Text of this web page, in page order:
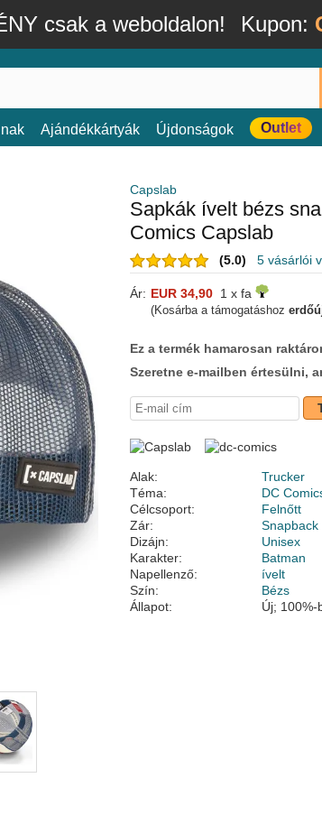
csak a weboldalon! Kupon:
Ajándékkártyák Újdonságok Outlet
Capslab
Sapkák ívelt bézs
Comics Capslab
(5.0) 5 vásárlói
Ár: EUR 34,90 1 x fa
(Kosárba a támogatáshoz
Ez a termék hamarosan
Szeretne e-mailben értesülni,
Alak:
Trucker
Téma:
DC
Célcsoport:
Felnőtt
Zár:
Snapback
Dizájn:
Unisex
Karakter:
Batman
Napellenző:
ívelt
Szín:
Bézs
Állapot:
Új; 100%-